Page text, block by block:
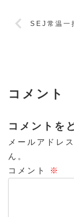
SEJ常温一
コメント
コメントを
メールアドレ
ん。
コメント
※